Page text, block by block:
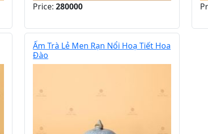
Price: 280000
Ấm Trà Lẻ Men Rạn Nổi Hoạ Tiết Hoa
Đào